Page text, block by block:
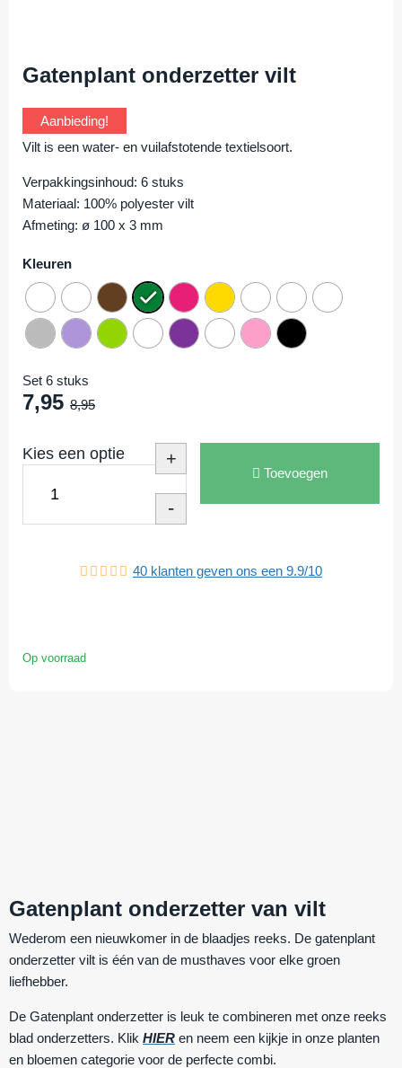
Gatenplant onderzetter vilt
Aanbieding!
Vilt is een water- en vuilafstotende textielsoort.
Verpakkingsinhoud: 6 stuks
Materiaal: 100% polyester vilt
Afmeting: ø 100 x 3 mm
Kleuren
Set 6 stuks
7,95 8,95
Kies een optie +
-
Toevoegen
40 klanten geven ons een 9.9/10
Op voorraad
Gatenplant onderzetter van vilt
Wederom een nieuwkomer in de blaadjes reeks. De gatenplant
onderzetter vilt is één van de musthaves voor elke groen
liefhebber.
De Gatenplant onderzetter is leuk te combineren met onze reeks
blad onderzetters. Klik HIER en neem een kijkje in onze planten
en bloemen categorie voor de perfecte combi.